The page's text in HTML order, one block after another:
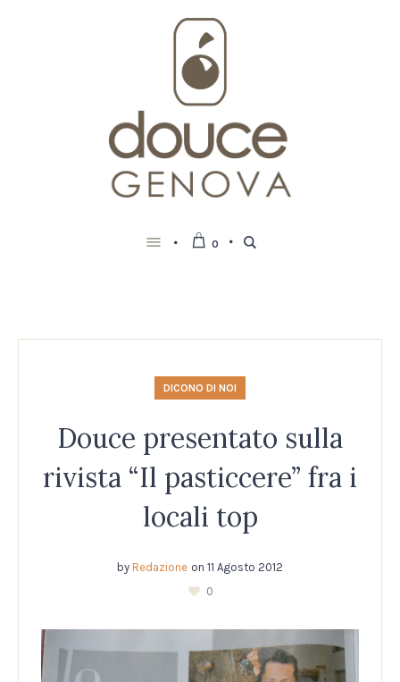
0
DICONO DI NOI
Douce presentato sulla
rivista “Il pasticcere” fra i
locali top
by Redazione on 11 Agosto 2012
0